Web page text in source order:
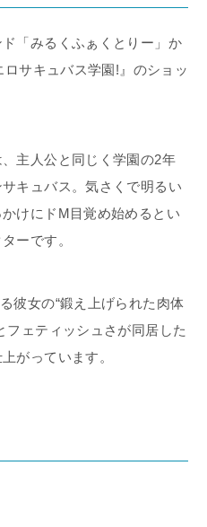
「みるくふぁくとりー」か
サキュバス学園!』のショッ
主人公と同じく学園の2年
キュバス。気さくで明るい
けにドM目覚め始めるとい
ーです。
彼女の“鍛え上げられた肉体
フェティッシュさが同居した
がっています。